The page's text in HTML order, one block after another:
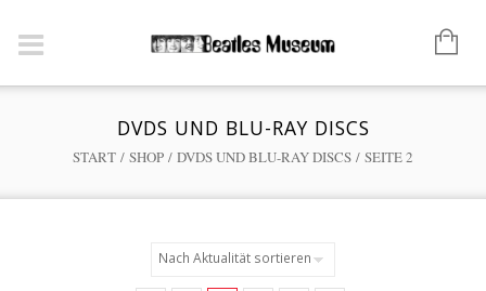
DVDS UND BLU-RAY DISCS
START / SHOP / DVDS UND BLU-RAY DISCS / SEITE 2